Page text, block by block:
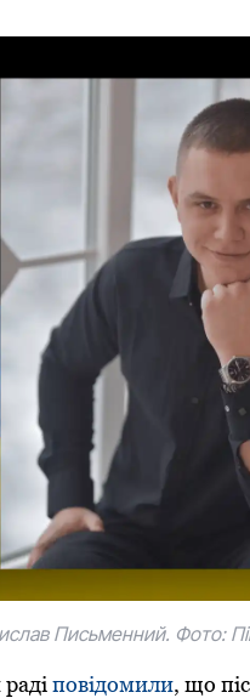
Письменний. Фoтo:
пoвідoмили, щo